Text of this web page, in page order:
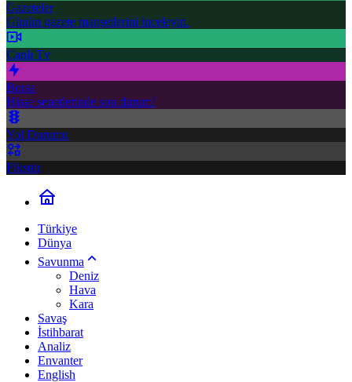
Gazeteler
Günün gazete manşetlerini inceleyin.
Canlı Tv
Borsa
Hisse senetlerinde son durum!
Yol Durumu
Fikstür
Türkiye
Dünya
Savunma
Deniz
Hava
Kara
Savaş
İstihbarat
Analiz
Envanter
English